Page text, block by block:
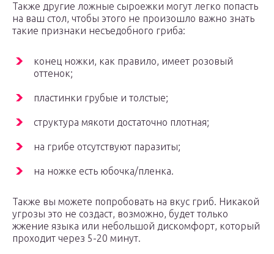
Также другие ложные сыроежки могут легко попасть
на ваш стол, чтобы этого не произошло важно знать
такие признаки несъедобного гриба:
конец ножки, как правило, имеет розовый
оттенок;
пластинки грубые и толстые;
структура мякоти достаточно плотная;
на грибе отсутствуют паразиты;
на ножке есть юбочка/пленка.
Также вы можете попробовать на вкус гриб. Никакой
угрозы это не создаст, возможно, будет только
жжение языка или небольшой дискомфорт, который
проходит через 5-20 минут.